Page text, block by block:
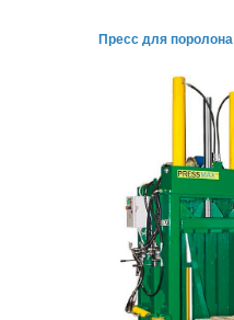
Пресс для поролона